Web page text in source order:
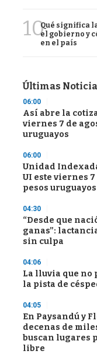
10Qué significa
el gobierno y
en el país
Últimas
06:00
Así abre la
viernes 7 de
uruguayos
06:00
Unidad
UI este viernes 7
pesos uruguayos
04:30
“Desde que
ganas”:
sin culpa
04:06
La lluvia que no
la pista de
04:05
En Paysandú y
decenas de
buscan lugares
libre